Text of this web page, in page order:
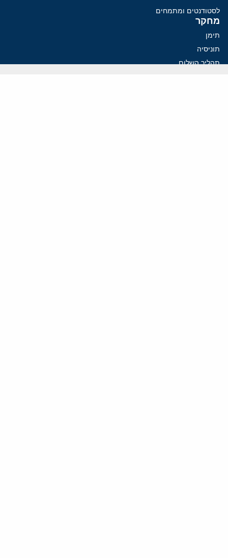
לסטודנטים ומתמחים
מחקר
תימן
תוניסיה
תהליך השלום